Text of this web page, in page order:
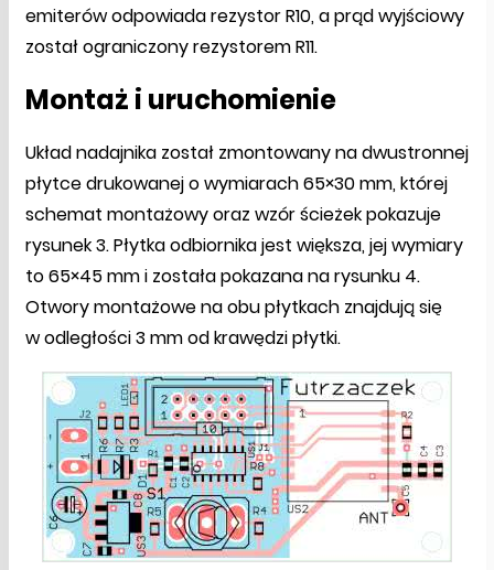
emiterów odpowiada rezystor R10, a prąd wyjściowy
został ograniczony rezystorem R11.
Montaż i uruchomienie
Układ nadajnika został zmontowany na dwustronnej
płytce drukowanej o wymiarach 65×30 mm, której
schemat montażowy oraz wzór ścieżek pokazuje
rysunek 3. Płytka odbiornika jest większa, jej wymiary
to 65×45 mm i została pokazana na rysunku 4.
Otwory montażowe na obu płytkach znajdują się
w odległości 3 mm od krawędzi płytki.